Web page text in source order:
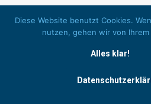
Diese Website benutzt Cookies.
nutzen, gehen wir von Ihrem
Alles klar!